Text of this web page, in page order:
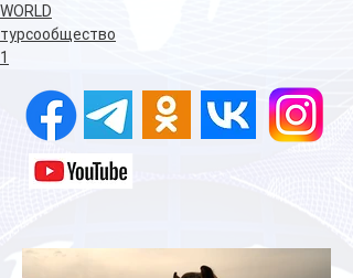
WORLD
турсообщество
1